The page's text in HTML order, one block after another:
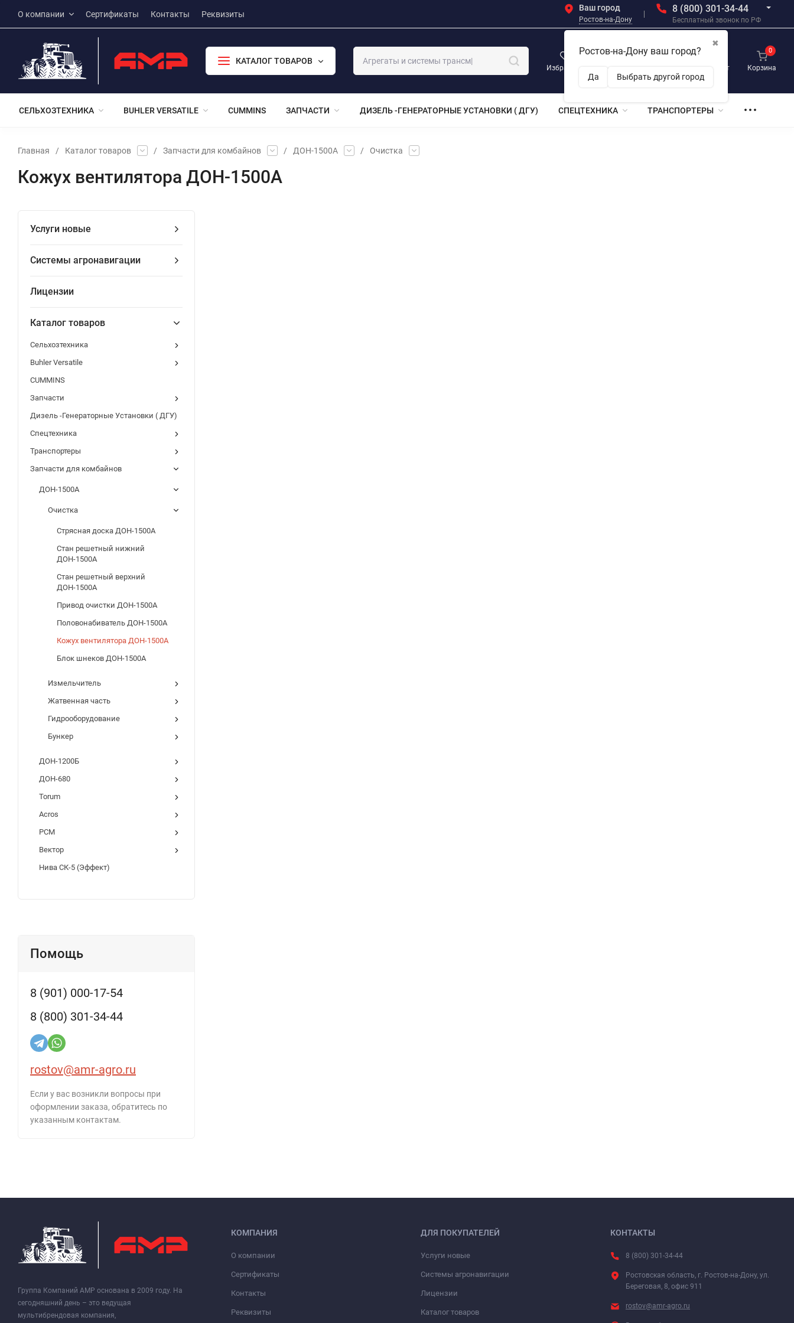
О компании Сертификаты Контакты Реквизиты
Ваш город
Ростов-на-Дону
✖
Ростов-на-Дону ваш город?
Да Выбрать другой город
8 (800) 301-34-44
Бесплатный звонок по РФ
КАТАЛОГ ТОВАРОВ
Избранное
0
Личный кабинет Корзина
0
СЕЛЬХОЗТЕХНИКА BUHLER VERSATILE CUMMINS ЗАПЧАСТИ ДИЗЕЛЬ -ГЕНЕРАТОРНЫЕ УСТАНОВКИ ( ДГУ) СПЕЦТЕХНИКА ТРАНСПОРТЕРЫ
Главная / Каталог товаров / Запчасти для комбайнов / ДОН-1500А / Очистка
Кожух вентилятора ДОН-1500А
Услуги новые
Системы агронавигации
Лицензии
Каталог товаров
Сельхозтехника
Buhler Versatile
CUMMINS
Запчасти
Дизель -Генераторные Установки ( ДГУ)
Спецтехника
Транспортеры
Запчасти для комбайнов
ДОН-1500А
Очистка
Стрясная доска ДОН-1500А
Стан решетный нижний
ДОН-1500А
Стан решетный верхний
ДОН-1500А
Привод очистки ДОН-1500А
Половонабиватель ДОН-1500А
Кожух вентилятора ДОН-1500А
Блок шнеков ДОН-1500А
Измельчитель
Жатвенная часть
Гидрооборудование
Бункер
ДОН-1200Б
ДОН-680
Torum
Acros
РСМ
Вектор
Нива СК-5 (Эффект)
Помощь
8 (901) 000-17-54
8 (800) 301-34-44
rostov@amr-agro.ru
Если у вас возникли вопросы при
оформлении заказа, обратитесь по
указанным контактам.
Группа Компаний АМР основана в 2009 году. На
сегодняшний день – это ведущая
мультибрендовая компания,
КОМПАНИЯ
О компании
Сертификаты
Контакты
Реквизиты
ДЛЯ ПОКУПАТЕЛЕЙ
Услуги новые
Системы агронавигации
Лицензии
Каталог товаров
КОНТАКТЫ
8 (800) 301-34-44
Ростовская область, г. Ростов-на-Дону, ул.
Береговая, 8, офис 911
rostov@amr-agro.ru